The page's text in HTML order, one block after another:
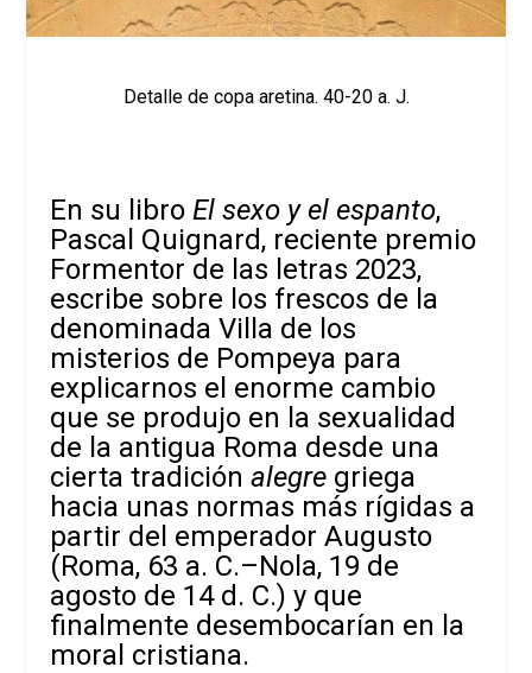
Detalle de copa aretina. 40-20 a. J.
En su libroEl sexo y el espanto,
Pascal Quignard, reciente premio
Formentor de las letras 2023,
escribe sobre los frescos de la
denominada Villa de los
misterios de Pompeya para
explicarnos el enorme cambio
que se produjo en la sexualidad
de la antigua Roma desde una
cierta tradiciónalegre griega
hacia unas normas más rígidas a
partir del emperador Augusto
(Roma, 63 a. C.–Nola, 19 de
agosto de 14 d. C.) y que
finalmente desembocarían en la
moral cristiana.